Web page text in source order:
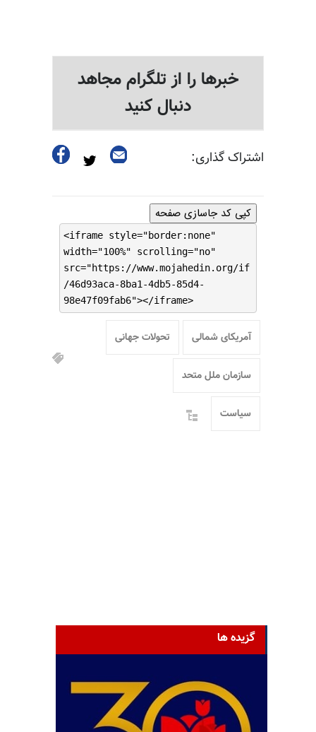
خبرها را از تلگرام مجاهد
دنبال کنید
اشتراک گذاری:
کپی کد جاسازی صفحه
<iframe style="border:none"
width="100%" scrolling="no"
src="https://www.mojahedin.org/if
/46d93aca-8ba1-4db5-85d4-
98e47f09fab6"></iframe>
آمریکای شمالی تحولات جهانی
سازمان ملل متحد
سیاست
گزیده ها